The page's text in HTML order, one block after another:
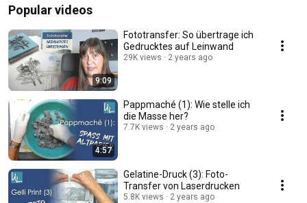
Popular videos
9:09
Fototransfer: So übertrage ich
Gedrucktes auf Leinwand
29K views 2 years ago
4:57
Pappmaché (1): Wie stelle ich
die Masse her?
7.7K views 2 years ago
Gelatine-Druck (3): Foto-
Transfer von Laserdrucken
5.8K views 2 years ago